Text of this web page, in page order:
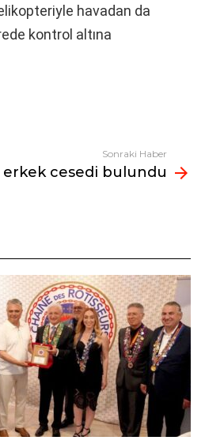
havadan da
kontrol altına
Sonraki Haber
erkek cesedi bulundu